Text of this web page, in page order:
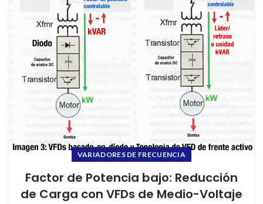
VARIADORES DE FRECUENCIA
Factor de Potencia bajo: Reducción
de Carga con VFDs de Medio-Voltaje